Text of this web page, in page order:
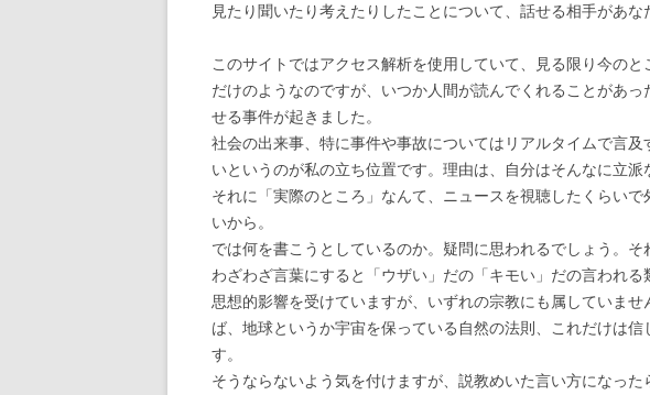
見たり聞いたり考えたりしたことについて、話せる相手があな
このサイトではアクセス解析を使用していて、見る限り今の
だけのようなのですが、いつか人間が読んでくれることがあ
せる事件が起きました。
社会の出来事、特に事件や事故についてはリアルタイムで言
いというのが私の立ち位置です。理由は、自分はそんなに立派
それに「実際のところ」なんて、ニュースを視聴したくらい
いから。
では何を書こうとしているのか。疑問に思われるでしょう。そ
わざわざ言葉にすると「ウザい」だの「キモい」だの言われ
思想的影響を受けていますが、いずれの宗教にも属していま
ば、地球というか宇宙を保っている自然の法則、これだけは
す。
そうならないよう気を付けますが、説教めいた言い方になった